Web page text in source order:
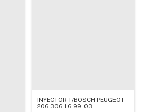
INYECTOR T/BOSCH PEUGEOT
206 306 1.6 99-03